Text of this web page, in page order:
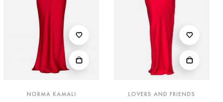
NORMA KAMALI LOVERS AND FRIENDS